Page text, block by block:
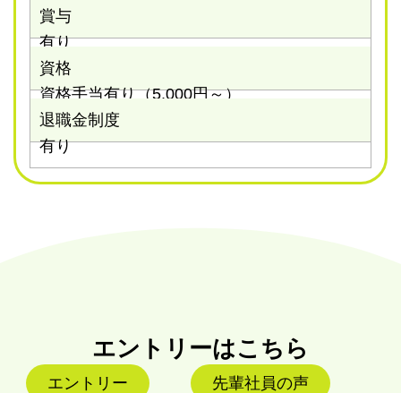
賞与
有り
資格
資格手当有り（5,000円～）
退職金制度
有り
エントリーはこちら
エントリー 先輩社員の声